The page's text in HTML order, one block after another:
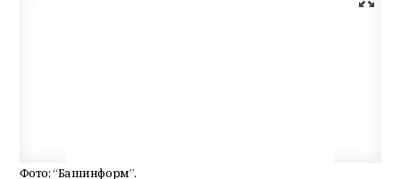
Фото: “Башинформ”.